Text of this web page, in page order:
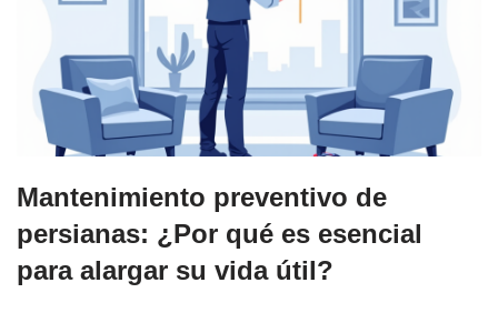
Mantenimiento preventivo de
persianas: ¿Por qué es esencial
para alargar su vida útil?